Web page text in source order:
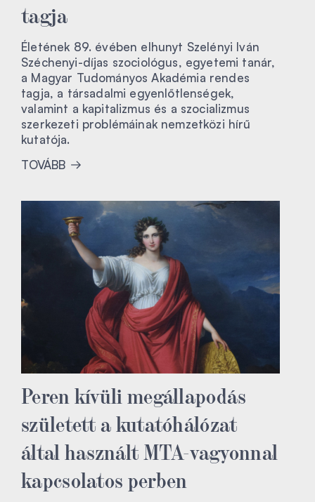
tagja
Életének 89. évében elhunyt Szelényi Iván
Széchenyi-díjas szociológus, egyetemi tanár,
a Magyar Tudományos Akadémia rendes
tagja, a társadalmi egyenlőtlenségek,
valamint a kapitalizmus és a szocializmus
szerkezeti problémáinak nemzetközi hírű
kutatója.
TOVÁBB
Peren kívüli megállapodás
született a kutatóhálózat
által használt MTA-vagyonnal
kapcsolatos perben